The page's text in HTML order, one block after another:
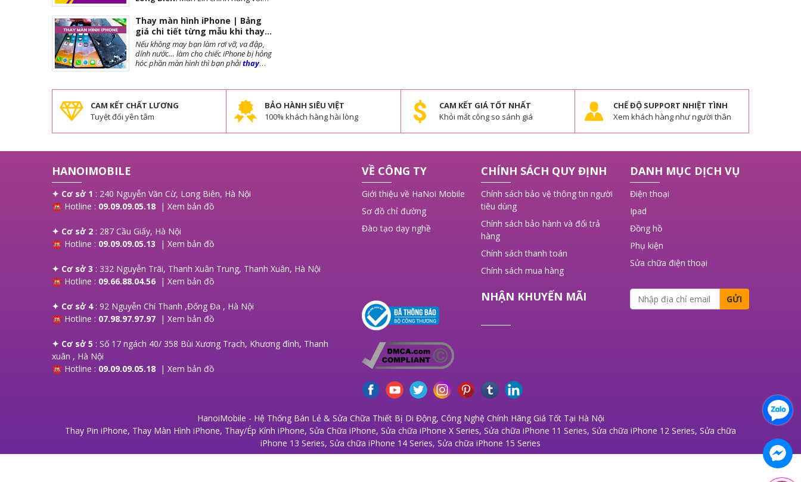
đợi nhanh, lấy ngay sau 10-15 phút.
Chế độ bảo hành tốt nhất tới khách
hàng. Tặng cường lực full màn, tặng
ốp lưng, miễn phí vệ sinh máy.
Thay màn hình iPhone | Bảng
giá chi tiết từng mẫu khi thay
màn iPhone
Nếu không may bạn làm rơi vỡ, va đập,
dính nước… làm cho chiếc iPhone bị hỏng
hóc phần màn hình thì bạn phảithay
được dài lâu. Bài viết dưới đây,Hanoi
Mobilesẽ cung cấp đến bạn những lưu ý
trước khi thay màn, các loại màn phổ
biến và giá thay màn hình là bao nhiêu?,
CAM KẾT CHẤT LƯƠNG
Tuyệt đối yên tâm
BẢO HÀNH SIÊU VIỆT
100% khách hàng hài lòng
CAM KẾT GIÁ TỐT NHẤT
Khỏi mất công so sánh giá
CHẾ ĐỘ SUPPORT NHIỆT TÌNH
Xem khách hàng như người thân
HANOIMOBILE
✦ Cơ sở 1 : 240 Nguyễn Văn Cừ, Long Biên, Hà Nội
☎ Hotline : 09.09.09.05.18 | Xem bản đồ
✦ Cơ sở 2 : 287 Cầu Giấy, Hà Nội
☎ Hotline : 09.09.09.05.13 | Xem bản đồ
✦ Cơ sở 3 : 332 Nguyễn Trãi, Thanh Xuân Trung, Thanh Xuân, Hà Nội
☎ Hotline : 09.66.88.04.56 | Xem bản đồ
✦ Cơ sở 4: 92 Nguyễn Chí Thanh ,Đống Đa , Hà Nội
☎ Hotline : 07.98.97.97.97 | Xem bản đồ
✦ Cơ sở 5 : Số 17 ngách 40/ 358 Bùi Xương Trạch, Khương đình, Thanh
xuân , Hà Nội
☎ Hotline : 09.09.09.05.18 | Xem bản đồ
VỀ CÔNG TY
Giới thiệu về HaNoi Mobile
Sơ đồ chỉ đường
Đào tạo dạy nghề
CHÍNH SÁCH QUY ĐỊNH
Chính sách bảo vệ thông tin người
tiêu dùng
Chính sách bảo hành và đổi trả
hàng
Chính sách thanh toán
Chính sách mua hàng
DANH MỤC DỊCH VỤ
Điện thoại
Ipad
Đồng hồ
Phụ kiện
Sửa chữa điện thoại
NHẬN KHUYẾN MÃI GỬI
HanoiMobile - Hệ Thống Bán Lẻ & Sửa Chữa Thiết Bị Di Động, Công Nghệ Chính Hãng Giá Tốt Tại Hà Nội
Thay Pin iPhone, Thay Màn Hình iPhone, Thay/Ép Kính iPhone, Sửa Chữa iPhone, Sửa chữa iPhone X Series, Sửa chữa iPhone 11 Series, Sửa chữa iPhone 12 Series, Sửa chữa
iPhone 13 Series, Sửa chữa iPhone 14 Series, Sửa chữa iPhone 15 Series